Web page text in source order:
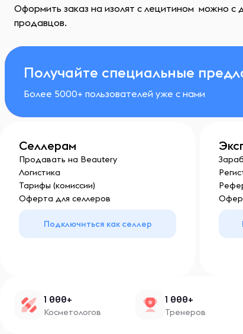
Оформить заказ на изолят с лецитином можно с
продавцов.
Получайте специальные
Более 5000+ пользователей уже с нами
Селлерам
Продавать на Beautery
Логистика
Тарифы (комиссии)
Оферта для селлеров
Подключиться как селлер
1 000+
Косметологов
1 000+
Тренеров